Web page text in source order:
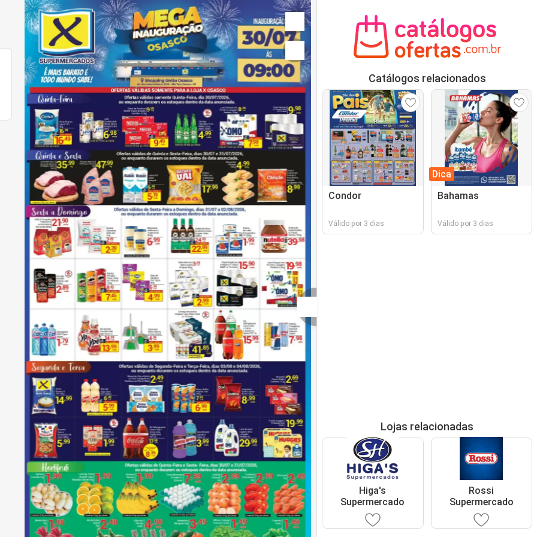
Catálogos relacionados
Condor
Válido por 3 dias
Dica
Bahamas
Válido por 3 dias
Lojas relacionadas
Higa's
Supermercado
Rossi
Supermercado